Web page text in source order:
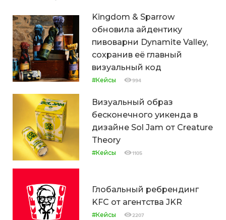
Kingdom & Sparrow
обновила айдентику
пивоварни Dynamite Valley,
сохранив её главный
визуальный код
#Кейсы 994
Визуальный образ
бесконечного уикенда в
дизайне Sol Jam от Creature
Theory
#Кейсы 1105
Глобальный ребрендинг
KFC от агентства JKR
#Кейсы 2207